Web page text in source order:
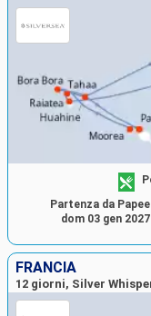
Partenza da
dom 03 gen 2027
FRANCIA
12 giorni, Silver